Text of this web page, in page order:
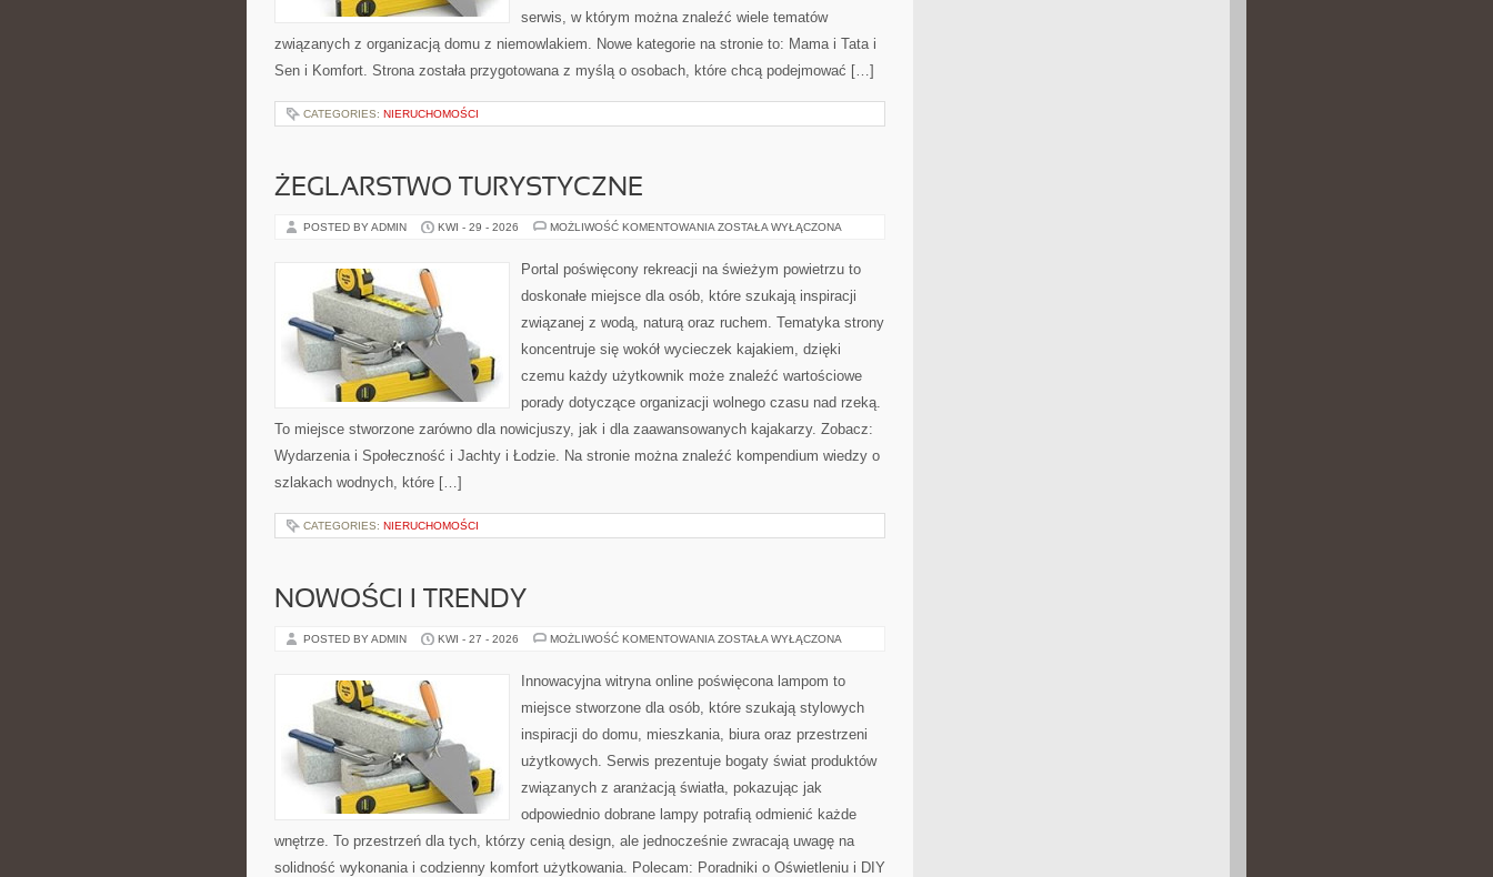
serwis, w którym można znaleźć wiele tematów
związanych z organizacją domu z niemowlakiem. Nowe kategorie na stronie to: Mama i Tata i
Sen i Komfort. Strona została przygotowana z myślą o osobach, które chcą podejmować […]
CATEGORIES: NIERUCHOMOŚCI
ŻEGLARSTWO TURYSTYCZNE
POSTED BY ADMIN KWI - 29 - 2026 MOŻLIWOŚĆ KOMENTOWANIA ŻEGLARSTWO
ZOSTAŁA WYŁĄCZONA
Portal poświęcony rekreacji na świeżym powietrzu to
doskonałe miejsce dla osób, które szukają inspiracji
związanej z wodą, naturą oraz ruchem. Tematyka strony
koncentruje się wokół wycieczek kajakiem, dzięki
czemu każdy użytkownik może znaleźć wartościowe
porady dotyczące organizacji wolnego czasu nad rzeką.
To miejsce stworzone zarówno dla nowicjuszy, jak i dla zaawansowanych kajakarzy. Zobacz:
Wydarzenia i Społeczność i Jachty i Łodzie. Na stronie można znaleźć kompendium wiedzy o
szlakach wodnych, które […]
CATEGORIES: NIERUCHOMOŚCI
NOWOŚCI I TRENDY
POSTED BY ADMIN KWI - 27 - 2026 MOŻLIWOŚĆ KOMENTOWANIA NOWOŚCI
ZOSTAŁA WYŁĄCZONA
Innowacyjna witryna online poświęcona lampom to
miejsce stworzone dla osób, które szukają stylowych
inspiracji do domu, mieszkania, biura oraz przestrzeni
użytkowych. Serwis prezentuje bogaty świat produktów
związanych z aranżacją światła, pokazując jak
odpowiednio dobrane lampy potrafią odmienić każde
wnętrze. To przestrzeń dla tych, którzy cenią design, ale jednocześnie zwracają uwagę na
solidność wykonania i codzienny komfort użytkowania. Polecam: Poradniki o Oświetleniu i DIY